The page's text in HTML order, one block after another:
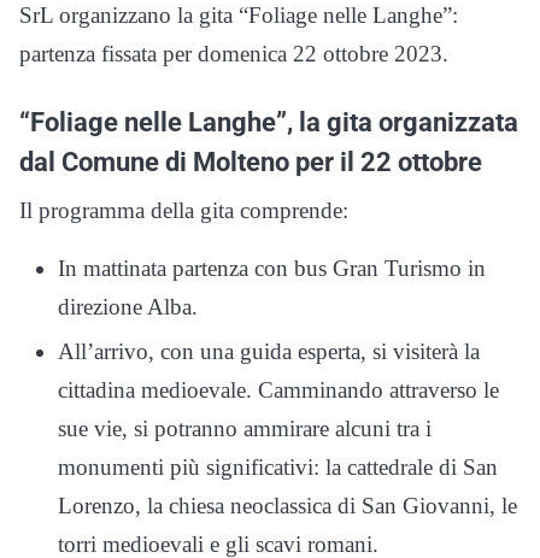
SrL organizzano la gita “Foliage nelle Langhe”:
partenza fissata per domenica 22 ottobre 2023.
“Foliage nelle Langhe”, la gita organizzata
dal Comune di Molteno per il 22 ottobre
Il programma della gita comprende:
In mattinata partenza con bus Gran Turismo in
direzione Alba.
All’arrivo, con una guida esperta, si visiterà la
cittadina medioevale. Camminando attraverso le
sue vie, si potranno ammirare alcuni tra i
monumenti più significativi: la cattedrale di San
Lorenzo, la chiesa neoclassica di San Giovanni, le
torri medioevali e gli scavi romani.